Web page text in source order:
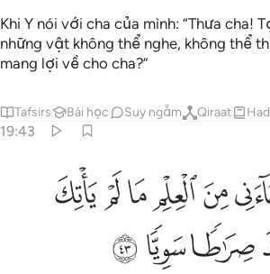
Khi Y nói với cha của mình: “Thưa cha!
những vật không thể nghe, không thể
mang lợi về cho cha?”
Tafsirs Bài học Suy ngẫm Qiraat
19:43
ما لم ياتك فاتبعني اهدك صراطا سويا ٤٣
ٱلْعِلْمِ مَا لَمْ يَأْتِكَ فَٱتَّبِعْنِىٓ أَهْدِكَ صِرَٰطًۭا
ﱵﱶﱷﱸﱹ
ﱼﱽﱾ